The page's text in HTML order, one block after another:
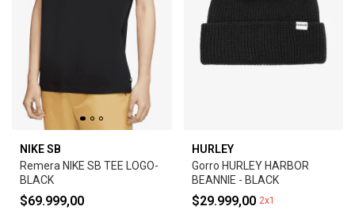
NIKE SB
Remera NIKE SB TEE LOGO-
BLACK
$69.999,00
HURLEY
Gorro HURLEY HARBOR
BEANNIE - BLACK
$29.999,00 2x1